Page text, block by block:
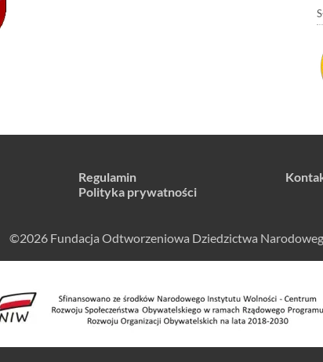
Regulamin
Polityka prywatności
©2026 Fundacja Odtworzeniowa Dziedzictwa